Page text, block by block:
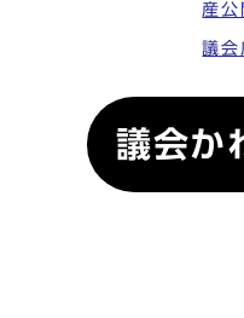
産公
議会
議会か